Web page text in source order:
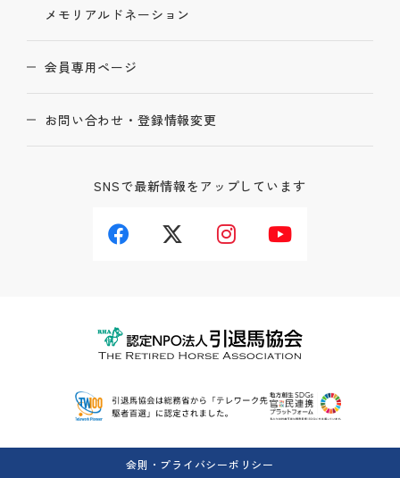
メモリアルドネーション
会員専用ページ
お問い合わせ・登録情報変更
SNSで最新情報をアップしています
会則・プライバシーポリシー